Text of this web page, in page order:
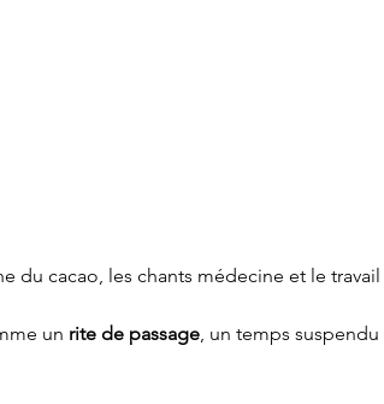
du cacao, les chants médecine et le travail
un rite de passage, un temps suspendu